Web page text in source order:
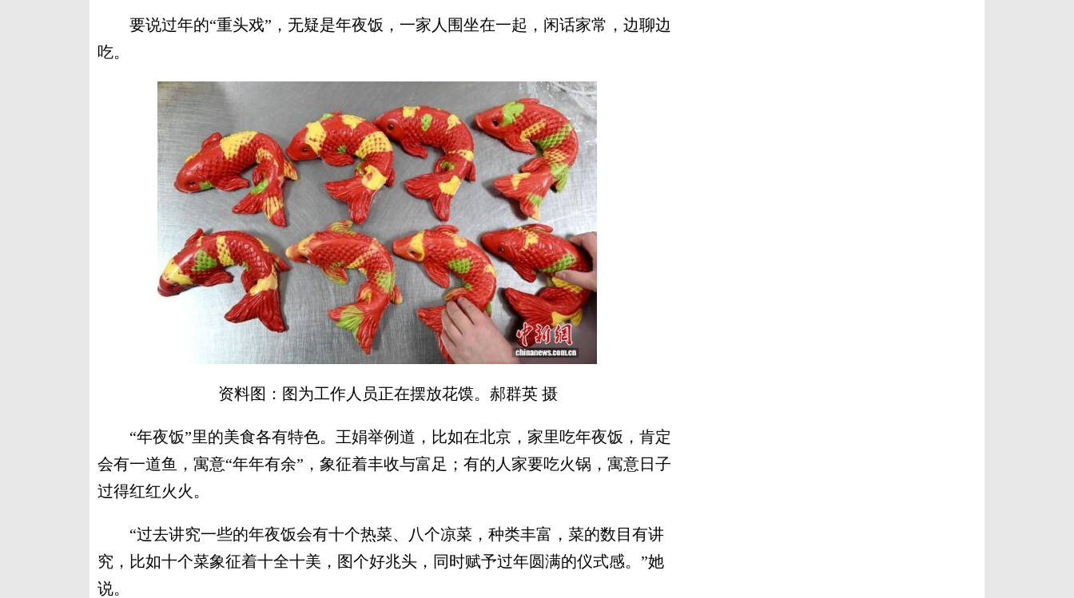
要说过年的“重头戏”，无疑是年夜饭，一家人围坐在一起，闲话家常，边聊边
吃。
资料图：图为工作人员正在摆放花馍。郝群英 摄
“年夜饭”里的美食各有特色。王娟举例道，比如在北京，家里吃年夜饭，肯定
会有一道鱼，寓意“年年有余”，象征着丰收与富足；有的人家要吃火锅，寓意日子
过得红红火火。
“过去讲究一些的年夜饭会有十个热菜、八个凉菜，种类丰富，菜的数目有讲
究，比如十个菜象征着十全十美，图个好兆头，同时赋予过年圆满的仪式感。”她
说。